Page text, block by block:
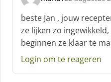
s
c
h
r
e
e
:
beste Jan , jouw
ze lijken zo
beginnen ze klaar te
Login om te reageren